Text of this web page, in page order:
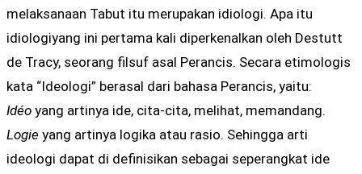
melaksanaan Tabut itu merupakan idiologi. Apa itu
idiologiyang ini pertama kali diperkenalkan oleh Destutt
de Tracy, seorang filsuf asal Perancis. Secara etimologis
kata “Ideologi” berasal dari bahasa Perancis, yaitu:
Idéo yang artinya ide, cita-cita, melihat, memandang.
Logie yang artinya logika atau rasio. Sehingga arti
ideologi dapat di definisikan sebagai seperangkat ide